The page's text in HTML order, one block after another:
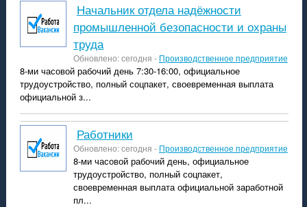
Начальник отдела надёжности
промышленной безопасности и охраны
труда
Обновлено: сегодня - Производственное предприятие
8-ми часовой рабочий день 7:30-16:00, официальное
трудоустройство, полный соцпакет, своевременная выплата
официальной з...
Работники
Обновлено: сегодня - Производственное предприятие
8-ми часовой рабочий день, официальное
трудоустройство, полный соцпакет,
своевременная выплата официальной заработной
пл...